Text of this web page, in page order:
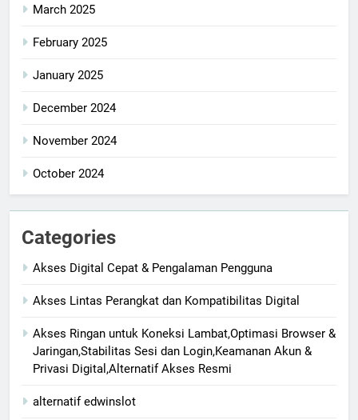
March 2025
February 2025
January 2025
December 2024
November 2024
October 2024
Categories
Akses Digital Cepat & Pengalaman Pengguna
Akses Lintas Perangkat dan Kompatibilitas Digital
Akses Ringan untuk Koneksi Lambat,Optimasi Browser &
Jaringan,Stabilitas Sesi dan Login,Keamanan Akun &
Privasi Digital,Alternatif Akses Resmi
alternatif edwinslot